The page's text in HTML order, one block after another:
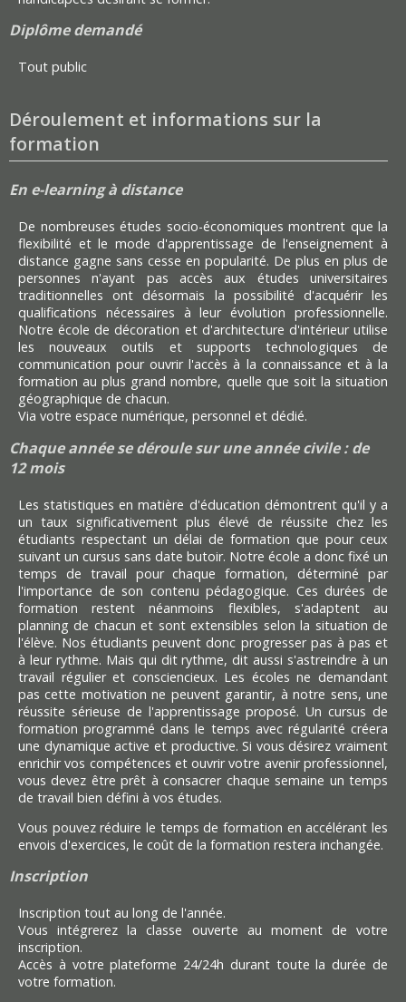
Diplôme demandé
Tout public
Déroulement et informations sur la
formation
En e-learning à distance
De nombreuses études socio-économiques montrent que la
flexibilité et le mode d'apprentissage de l'enseignement à
distance gagne sans cesse en popularité. De plus en plus de
personnes n'ayant pas accès aux études universitaires
traditionnelles ont désormais la possibilité d'acquérir les
qualifications nécessaires à leur évolution professionnelle.
Notre école de décoration et d'architecture d'intérieur utilise
les nouveaux outils et supports technologiques de
communication pour ouvrir l'accès à la connaissance et à la
formation au plus grand nombre, quelle que soit la situation
géographique de chacun.
Via votre espace numérique, personnel et dédié.
Chaque année se déroule sur une année civile : de
12 mois
Les statistiques en matière d'éducation démontrent qu'il y a
un taux significativement plus élevé de réussite chez les
étudiants respectant un délai de formation que pour ceux
suivant un cursus sans date butoir. Notre école a donc fixé un
temps de travail pour chaque formation, déterminé par
l'importance de son contenu pédagogique. Ces durées de
formation restent néanmoins flexibles, s'adaptent au
planning de chacun et sont extensibles selon la situation de
l'élève. Nos étudiants peuvent donc progresser pas à pas et
à leur rythme. Mais qui dit rythme, dit aussi s'astreindre à un
travail régulier et consciencieux. Les écoles ne demandant
pas cette motivation ne peuvent garantir, à notre sens, une
réussite sérieuse de l'apprentissage proposé. Un cursus de
formation programmé dans le temps avec régularité créera
une dynamique active et productive. Si vous désirez vraiment
enrichir vos compétences et ouvrir votre avenir professionnel,
vous devez être prêt à consacrer chaque semaine un temps
de travail bien défini à vos études.
Vous pouvez réduire le temps de formation en accélérant les
envois d'exercices, le coût de la formation restera inchangée.
Inscription
Inscription tout au long de l'année.
Vous intégrerez la classe ouverte au moment de votre
inscription.
Accès à votre plateforme 24/24h durant toute la durée de
votre formation.